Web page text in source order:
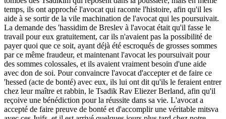
temps, ils ont approché l'avocat qui raconte l'histoire, afin qu'il les
aide à se sortir de la vile machination de l'avocat qui les poursuivait.
La demande des 'hassidim de Breslev à l'avocat était qu'il fasse le
travail pour eux gratuitement, car ils n'avaient pas la possibilité de
payer quoi que ce soit, ayant déjà été escroqués de grosses sommes
par ce même fraudeur, et maintenant l'avocat les poursuivait pour
des sommes colossales, et ils avaient vraiment besoin d'une aide
avec don de soi. Pour convaincre l'avocat d'accepter et de faire ce
'hessed (acte de bonté) avec eux, ils lui ont dit qu'ils le feraient entrer
chez leur maître et rabbin, le Tsadik Rav Eliezer Berland, afin qu'il
reçoive une bénédiction pour la réussite dans sa vie. L'avocat a
accepté de faire preuve de bonté et d'accomplir une véritable mitsva